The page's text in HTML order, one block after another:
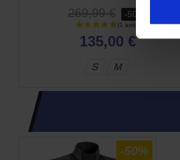
269,99 € -50%
135,00 €
S M
-50%